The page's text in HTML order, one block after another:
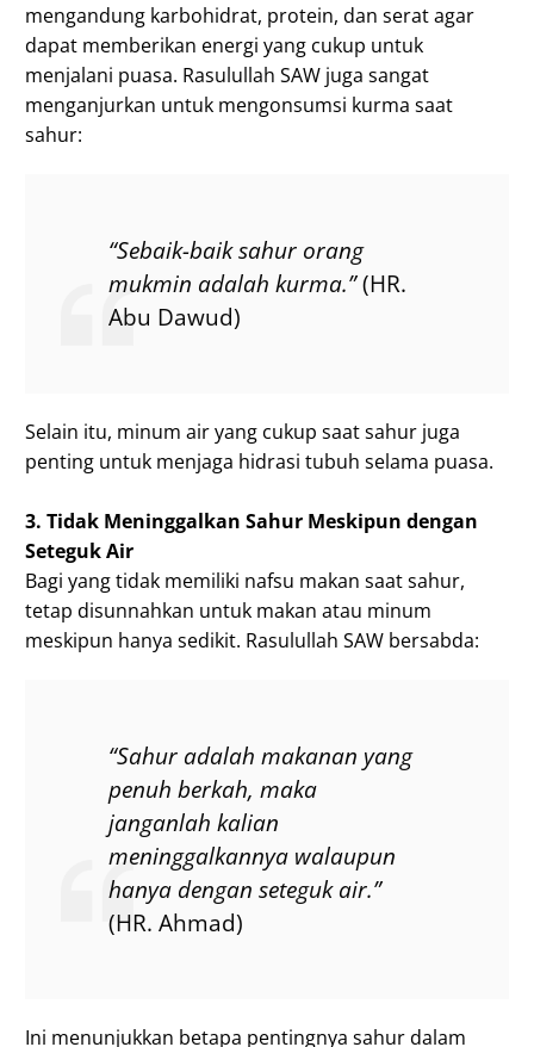
mengandung karbohidrat, protein, dan serat agar
dapat memberikan energi yang cukup untuk
menjalani puasa. Rasulullah SAW juga sangat
menganjurkan untuk mengonsumsi kurma saat
sahur:
“Sebaik-baik sahur orang
mukmin adalah kurma.”(HR.
Abu Dawud)
Selain itu, minum air yang cukup saat sahur juga
penting untuk menjaga hidrasi tubuh selama puasa.
3. Tidak Meninggalkan Sahur Meskipun dengan
Seteguk Air
Bagi yang tidak memiliki nafsu makan saat sahur,
tetap disunnahkan untuk makan atau minum
meskipun hanya sedikit. Rasulullah SAW bersabda:
“Sahur adalah makanan yang
penuh berkah, maka
janganlah kalian
meninggalkannya walaupun
hanya dengan seteguk air.”
(HR. Ahmad)
Ini menunjukkan betapa pentingnya sahur dalam